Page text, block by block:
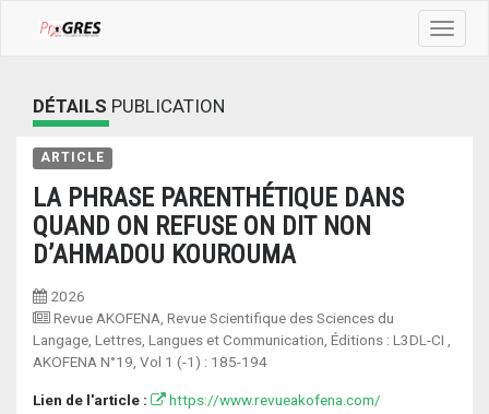
Toggle
DÉTAILS PUBLICATION
ARTICLE
LA PHRASE PARENTHÉTIQUE DANS
QUAND ON REFUSE ON DIT NON
D’AHMADOU KOUROUMA
2026
Revue AKOFENA, Revue Scientifique des Sciences du
Langage, Lettres, Langues et Communication, Éditions : L3DL-CI
AKOFENA N°19, Vol 1 (-1) : 185-194
Lien de l'article : https://www.revueakofena.com/